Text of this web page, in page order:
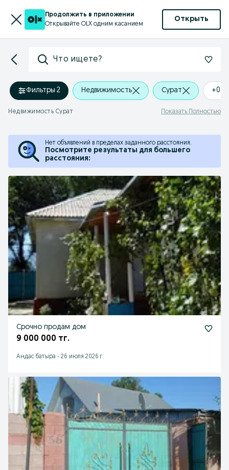
Продолжить в приложении
Открывайте OLX одним касанием
Открыть
Что ищете?
Фильтры·2 Недвижимость Сурат +0
Недвижимость Сурат Показать Полностью
Нет объявлений в пределах заданного расстояния.
Посмотрите результаты для большего
расстояния:
Срочно продам дом
9 000 000 тг.
Андас батыра - 26 июля 2026 г.